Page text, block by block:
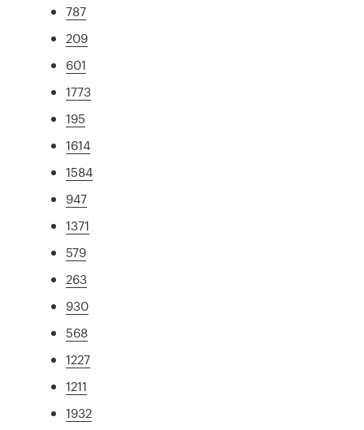
787
209
601
1773
195
1614
1584
947
1371
579
263
930
568
1227
1211
1932